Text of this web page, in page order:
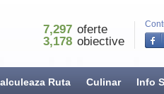
7,297 oferte
3,178 obiective
Ruta Culinar Info